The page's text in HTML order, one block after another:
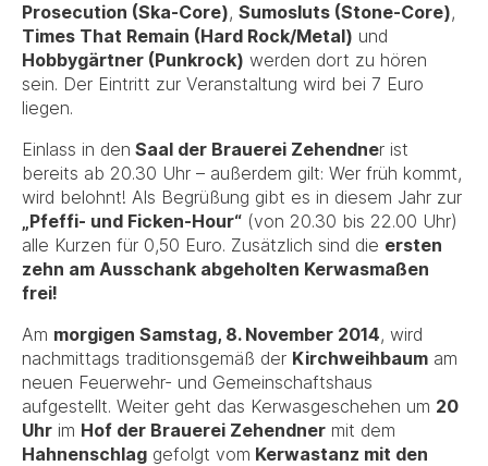
Prosecution (Ska-Core), Sumosluts (Stone-Core),
Times That Remain (Hard Rock/Metal) und
Hobbygärtner (Punkrock) werden dort zu hören
sein. Der Eintritt zur Veranstaltung wird bei 7 Euro
liegen.
Einlass in den Saal der Brauerei Zehendner ist
bereits ab 20.30 Uhr – außerdem gilt: Wer früh kommt,
wird belohnt! Als Begrüßung gibt es in diesem Jahr zur
„Pfeffi- und Ficken-Hour“ (von 20.30 bis 22.00 Uhr)
alle Kurzen für 0,50 Euro. Zusätzlich sind die ersten
zehn am Ausschank abgeholten Kerwasmaßen
frei!
Am morgigen Samstag, 8. November 2014, wird
nachmittags traditionsgemäß der Kirchweihbaum am
neuen Feuerwehr- und Gemeinschaftshaus
aufgestellt. Weiter geht das Kerwasgeschehen um 20
Uhr im Hof der Brauerei Zehendner mit dem
Hahnenschlag gefolgt vom Kerwastanz mit den